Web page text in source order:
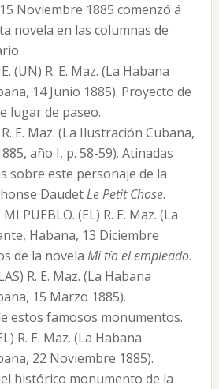
Noviembre 1885 comenzó á
novela en las columnas de
(UN) R. E. Maz. (La Habana
14 Junio 1885). Proyecto de
lugar de paseo.
R. E. Maz. (La Ilustración Cubana,
año I, p. 58-59). Atinadas
sobre este personaje de la
DaudetLe Petit Chose.
PUEBLO. (EL) R. E. Maz. (La
Habana, 13 Diciembre
de la novela Mi tío el empleado.
R. E. Maz. (La Habana
15 Marzo 1885).
estos famosos monumentos.
R. E. Maz. (La Habana
22 Noviembre 1885).
histórico monumento de la